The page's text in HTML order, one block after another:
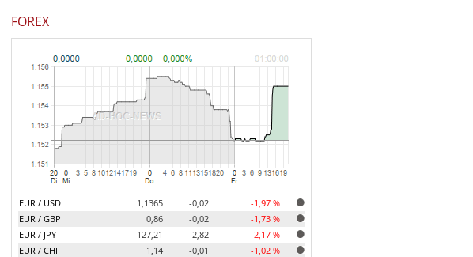
FOREX
EUR / USD 1,1365 -0,02
-1,97 %
EUR / GBP
0,86 -0,02
-1,73 %
EUR / JPY
127,21 -2,82
-2,17 %
EUR / CHF
1,14 -0,01
-1,02 %